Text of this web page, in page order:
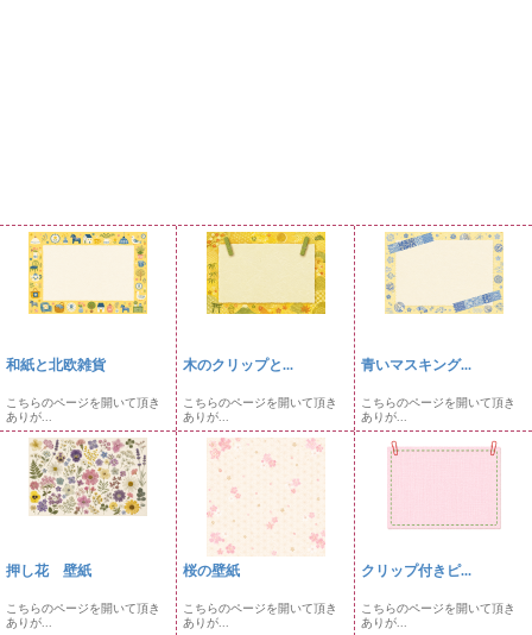
和紙と北欧雑貨
こちらのページを開いて頂き
ありが...
木のクリップと...
こちらのページを開いて頂き
ありが...
青いマスキング...
こちらのページを開いて頂き
ありが...
押し花 壁紙
こちらのページを開いて頂き
ありが...
桜の壁紙
こちらのページを開いて頂き
ありが...
クリップ付きピ...
こちらのページを開いて頂き
ありが...